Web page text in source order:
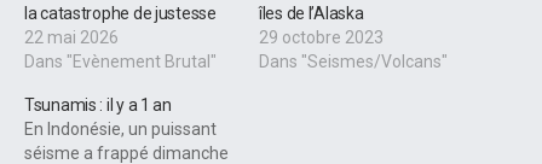
la catastrophe de justesse
22 mai 2026
Dans "Evènement Brutal"
îles de l’Alaska
29 octobre 2023
Dans "Seismes/Volcans"
Tsunamis : il y a 1 an
En Indonésie, un puissant
séisme a frappé dimanche